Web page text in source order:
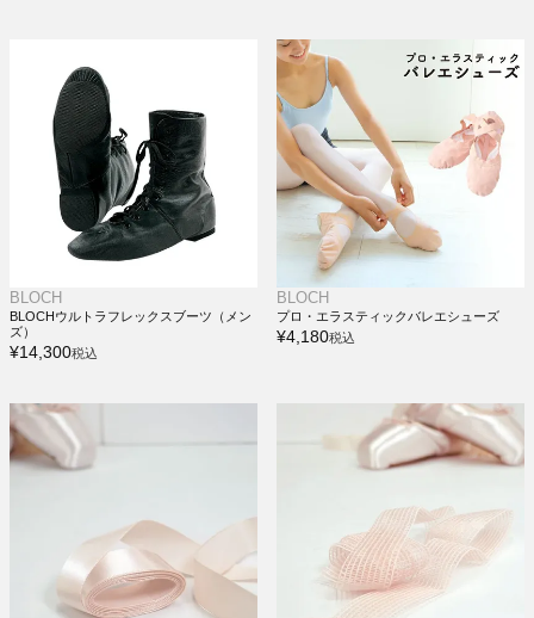
BLOCH
BLOCHウルトラフレックスブーツ（メン
ズ）
¥14,300税込
BLOCH
プロ・エラスティックバレエシューズ
¥4,180税込